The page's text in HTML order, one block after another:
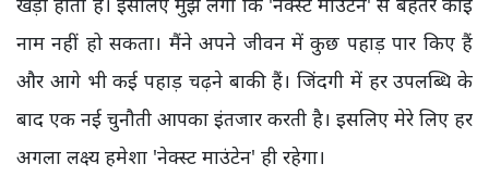
नाम नहीं हो सकता। मैंने अपने जीवन में कुछ पहाड़ पार किए हैं
और आगे भी कई पहाड़ चढ़ने बाकी हैं। जिंदगी में हर उपलब्धि के
बाद एक नई चुनौती आपका इंतजार करती है। इसलिए मेरे लिए हर
अगला लक्ष्य हमेशा 'नेक्स्ट माउंटेन' ही रहेगा।